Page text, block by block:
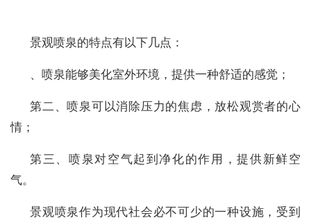
景观喷泉的特点有以下几点：
、喷泉能够美化室外环境，提供一种舒适的感觉；
第二、喷泉可以消除压力的焦虑，放松观赏者的心
情；
第三、喷泉对空气起到净化的作用，提供新鲜空
气。
景观喷泉作为现代社会必不可少的一种设施，受到